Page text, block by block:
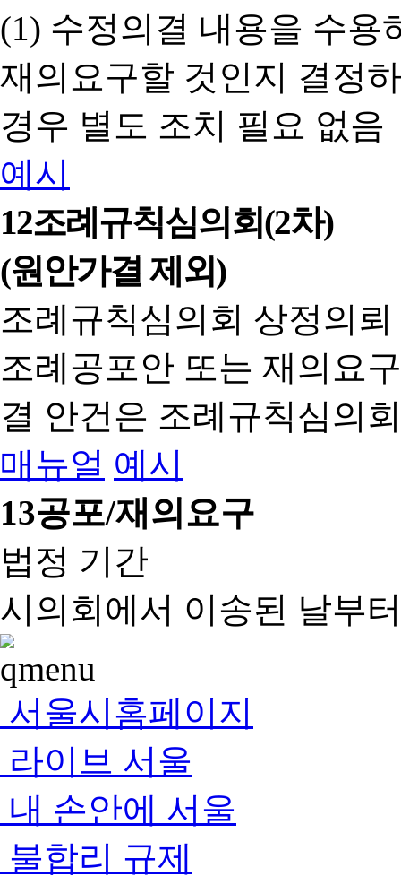
(1) 수정의결 내용을 수용
재의요구할 것인지 결정
경우 별도 조치 필요 없음
예시
12조례규칙심의회(2차)
(원안가결 제외)
조례규칙심의회 상정의
조례공포안 또는 재의요
결 안건은 조례규칙심의
매뉴얼 예시
13공포/재의요구
법정 기간
시의회에서 이송된 날부
서울시홈페이지
라이브 서울
내 손안에 서울
불합리 규제